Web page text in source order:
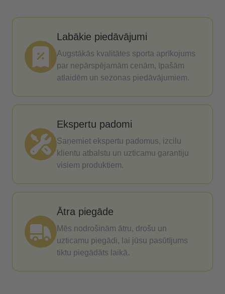
Labākie piedāvājumi
Augstākās kvalitātes sporta aprīkojums
par nepārspējamām cenām, īpašām
atlaidēm un sezonas piedāvājumiem.
Ekspertu padomi
Saņemiet ekspertu padomus, izcilu
klientu atbalstu un uzticamu garantiju
visiem produktiem.
Ātra piegāde
Mēs nodrošinām ātru, drošu un
uzticamu piegādi, lai jūsu pasūtījums
tiktu piegādāts laikā.